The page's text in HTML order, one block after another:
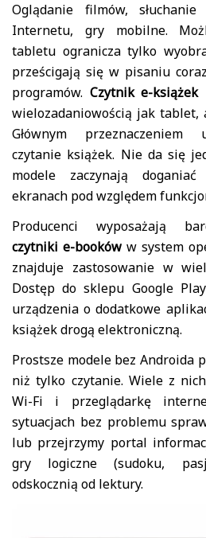
Oglądanie filmów,
Internetu, gry mobilne.
tabletu ogranicza tylko
prześcigają się w pisaniu
programów. Czytnik e-książek
wielozadaniowością jak
Głównym przeznaczeniem
czytanie książek. Nie da się
modele zaczynają
ekranach pod względem
Producenci wyposażają
czytniki e-booków w system
znajduje zastosowanie w
Dostęp do sklepu Google
urządzenia o dodatkowe
książek drogą elektroniczną.
Prostsze modele bez Androida
niż tylko czytanie. Wiele z
Wi-Fi i przeglądarkę
sytuacjach bez problemu
lub przejrzymy portal
gry logiczne (sudoku,
odskocznią od lektury.